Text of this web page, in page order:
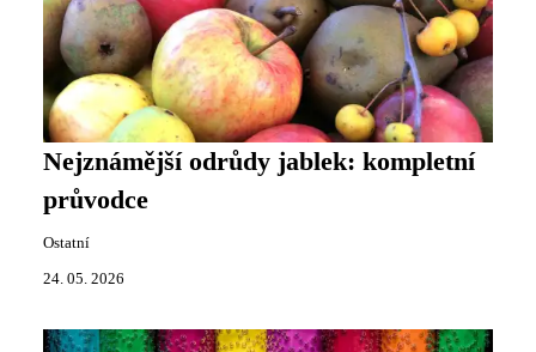
Nejznámější odrůdy jablek: kompletní
průvodce
Ostatní
24. 05. 2026